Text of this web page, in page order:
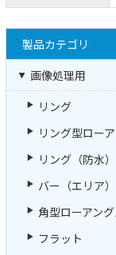
製品カテゴリ
画像処理用
リング
リング型ロー
リング（防水）
バー（エリア）
角型ローアン
フラット